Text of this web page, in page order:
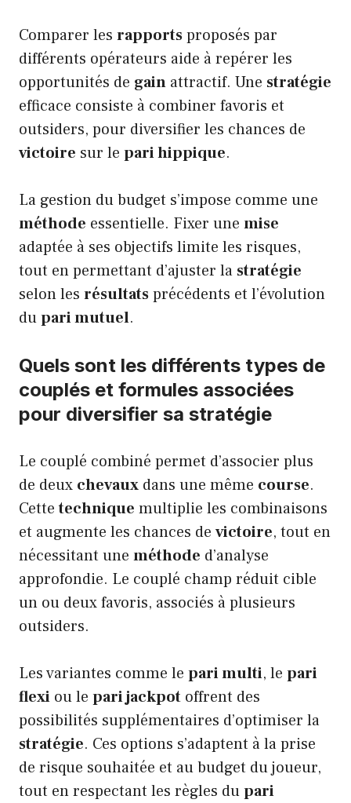
Comparer les rapportsproposés par
différents opérateurs aide à repérer les
opportunités de gain attractif. Une stratégie
efficace consiste à combiner favoris et
outsiders, pour diversifier les chances de
victoire sur le pari hippique.
La gestion du budget s’impose comme une
méthode essentielle. Fixer une mise
adaptée à ses objectifs limite les risques,
tout en permettant d’ajuster la stratégie
selon les résultatsprécédents et l’évolution
dupari mutuel.
Quels sont les différents types de
couplés et formules associées
pour diversifier sa stratégie
Le couplé combiné permet d’associer plus
de deux chevaux dans une même course.
Cettetechnique multiplie les combinaisons
et augmente les chances de victoire, tout en
nécessitant une méthode d’analyse
approfondie. Le couplé champ réduit cible
un ou deux favoris, associés à plusieurs
outsiders.
Les variantes comme le pari multi, le pari
flexi ou le pari jackpot offrent des
possibilités supplémentaires d’optimiser la
stratégie. Ces options s’adaptent à la prise
de risque souhaitée et au budget du joueur,
tout en respectant les règles dupari